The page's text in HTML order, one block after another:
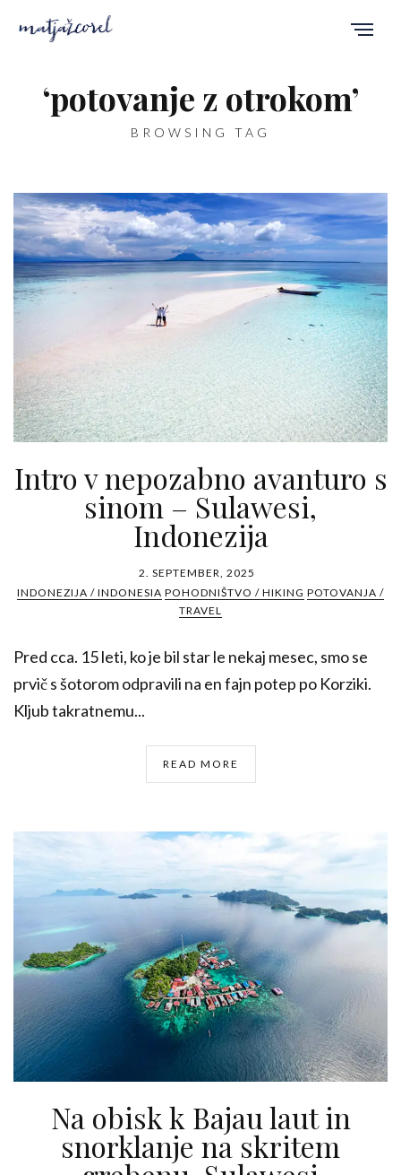
‘potovanje z otrokom’
BROWSING TAG
Intro v nepozabno avanturo s
sinom – Sulawesi,
Indonezija
2. SEPTEMBER, 2025
INDONEZIJA / INDONESIA POHODNIŠTVO / HIKING POTOVANJA /
TRAVEL
Pred cca. 15 leti, ko je bil star le nekaj mesec, smo se
prvič s šotorom odpravili na en fajn potep po Korziki.
Kljub takratnemu...
READ MORE
Na obisk k Bajau laut in
snorklanje na skritem